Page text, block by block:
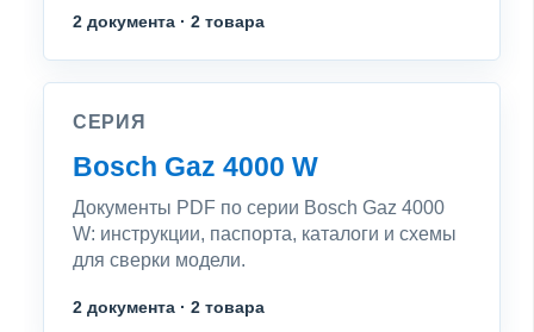
2 документа · 2 товара
СЕРИЯ
Bosch Gaz 4000 W
Документы PDF по серии Bosch Gaz 4000
W: инструкции, паспорта, каталоги и схемы
для сверки модели.
2 документа · 2 товара